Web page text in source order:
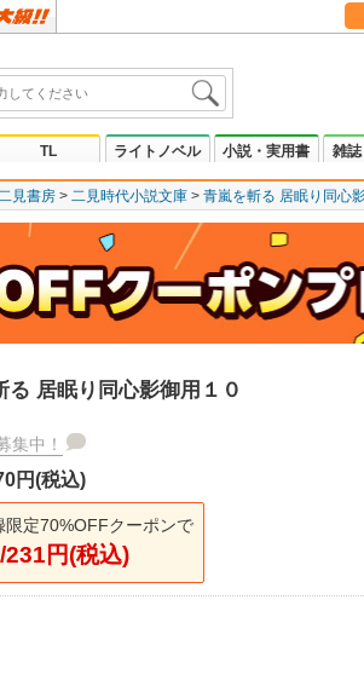
TL ライトノベル 小説・実用書 雑
見書房 二見時代小説文庫 青嵐を斬る 居眠り同心
る 居眠り同心影御用１０
集中！
円(税込)
限定70%OFFクーポンで
円(税込)